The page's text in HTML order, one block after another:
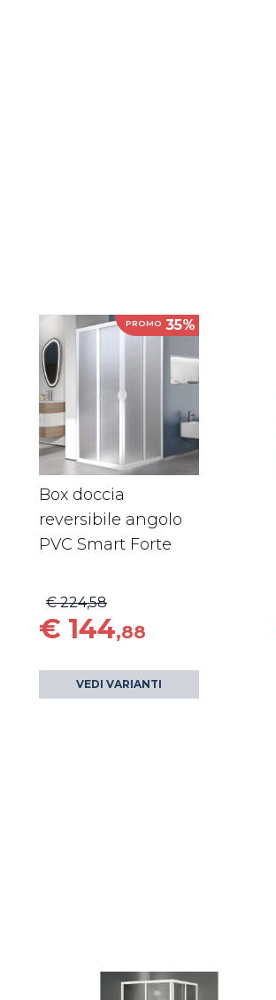
PROMO 35%
Box doccia
reversibile angolo
PVC Smart Forte
€ 144,88
€ 224,58
VEDI VARIANTI